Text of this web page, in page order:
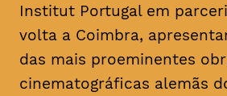
Institut Portugal em
volta a Coimbra,
das mais proeminentes
cinematográficas alemãs